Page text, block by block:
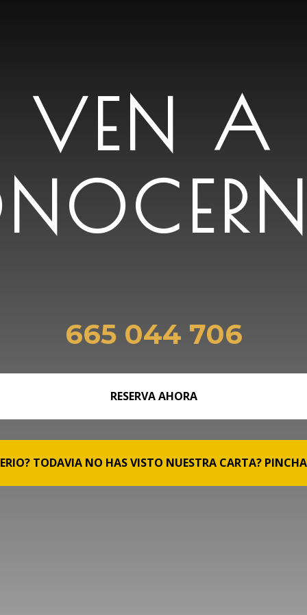
VEN A
665 044 706
RESERVA AHORA
TODAVIA NO HAS VISTO NUESTRA CARTA?